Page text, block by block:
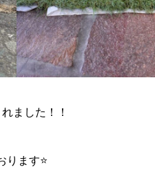
ました！！
ります⭐️